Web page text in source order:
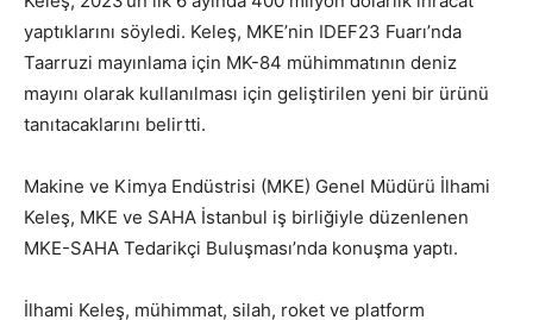
yaptıklarını söyledi. Keleş, MKE’nin IDEF23 Fuarı’nda
Taarruzi mayınlama için MK-84 mühimmatının deniz
mayını olarak kullanılması için geliştirilen yeni bir ürünü
tanıtacaklarını belirtti.
Makine ve Kimya Endüstrisi (MKE) Genel Müdürü İlhami
Keleş, MKE ve SAHA İstanbul iş birliğiyle düzenlenen
MKE-SAHA Tedarikçi Buluşması’nda konuşma yaptı.
İlhami Keleş, mühimmat, silah, roket ve platform